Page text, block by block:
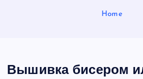
Home
Вышивка бисером